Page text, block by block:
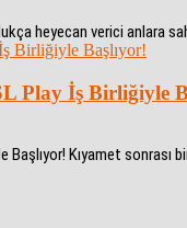
heyecan verici anlara
Play İş Birliğiyle
Kıyamet